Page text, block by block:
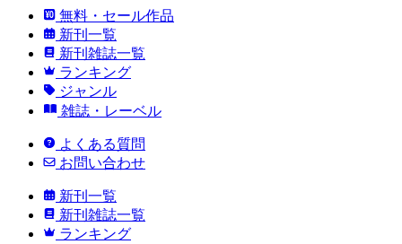
無料・セール作品
新刊一覧
新刊雑誌一覧
ランキング
ジャンル
雑誌・レーベル
よくある質問
お問い合わせ
新刊一覧
新刊雑誌一覧
ランキング